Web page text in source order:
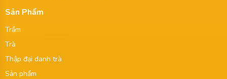
Sản Phẩm
Trầm
Trà
Thập đại danh trà
Sản phẩm